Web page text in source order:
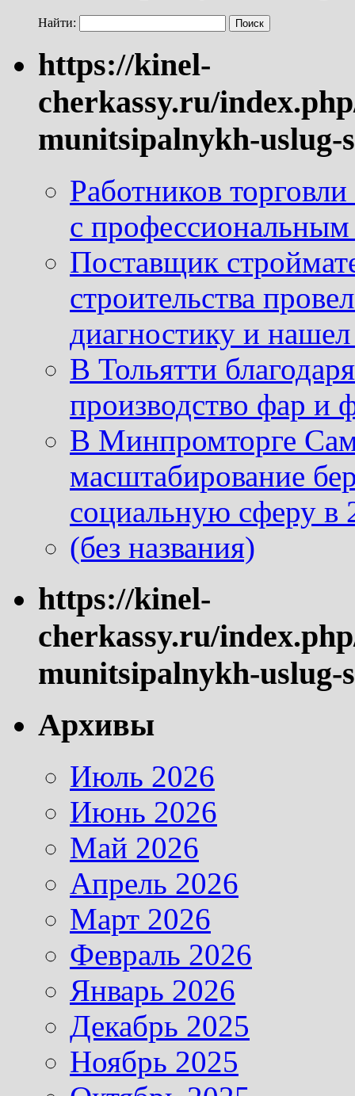
Найти:
https://kinel-
cherkassy.ru/
munitsipalnykh-uslug-
Работников
с
Поставщик
строительства
диагностику и
В Тольятти
производство фар и
В Минпромторге
масштабирование
социальную сферу в
(без названия)
https://kinel-
cherkassy.ru/
munitsipalnykh-uslug-
Архивы
Июль 2026
Июнь 2026
Май 2026
Апрель 2026
Март 2026
Февраль 2026
Январь 2026
Декабрь 2025
Ноябрь 2025